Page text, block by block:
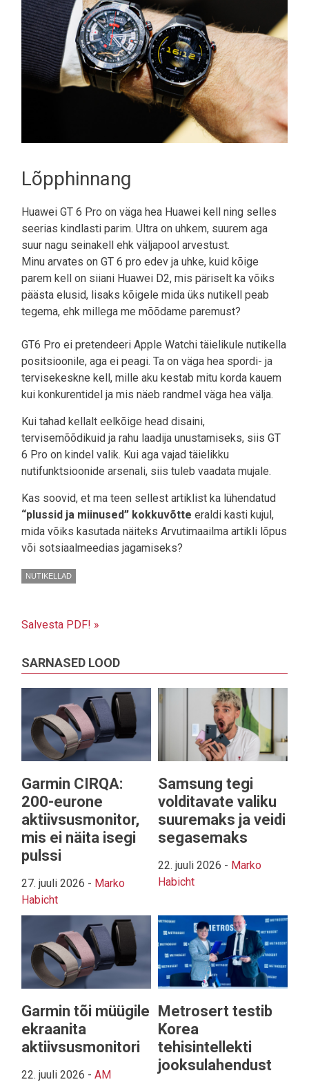
Lõpphinnang
Huawei GT 6 Pro on väga hea Huawei kell ning selles
seerias kindlasti parim. Ultra on uhkem, suurem aga
suur nagu seinakell ehk väljapool arvestust.
Minu arvates on GT 6 pro edev ja uhke, kuid kõige
parem kell on siiani Huawei D2, mis päriselt ka võiks
päästa elusid, lisaks kõigele mida üks nutikell peab
tegema, ehk millega me mõõdame paremust?
GT6 Pro ei pretendeeri Apple Watchi täielikule nutikella
positsioonile, aga ei peagi. Ta on väga hea spordi- ja
tervisekeskne kell, mille aku kestab mitu korda kauem
kui konkurentidel ja mis näeb randmel väga hea välja.
Kui tahad kellalt eelkõige head disaini,
tervisemõõdikuid ja rahu laadija unustamiseks, siis GT
6 Pro on kindel valik. Kui aga vajad täielikku
nutifunktsioonide arsenali, siis tuleb vaadata mujale.
Kas soovid, et ma teen sellest artiklist ka lühendatud
“plussid ja miinused” kokkuvõtte eraldi kasti kujul,
mida võiks kasutada näiteks Arvutimaailma artikli lõpus
või sotsiaalmeedias jagamiseks?
NUTIKELLAD
Salvesta PDF! »
SARNASED LOOD
Garmin CIRQA:
200-eurone
aktiivsusmonitor,
mis ei näita isegi
pulssi
27. juuli 2026 - Marko
Habicht
Samsung tegi
volditavate valiku
suuremaks ja veidi
segasemaks
22. juuli 2026 - Marko
Habicht
Garmin tõi müügile
ekraanita
aktiivsusmonitori
22. juuli 2026 - AM
Metrosert testib
Korea
tehisintellekti
jooksulahendust